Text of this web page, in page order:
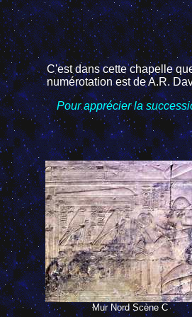
C'est dans cette chapelle
numérotation est de A.R.
Pour apprécier la
Mur Nord Scène C